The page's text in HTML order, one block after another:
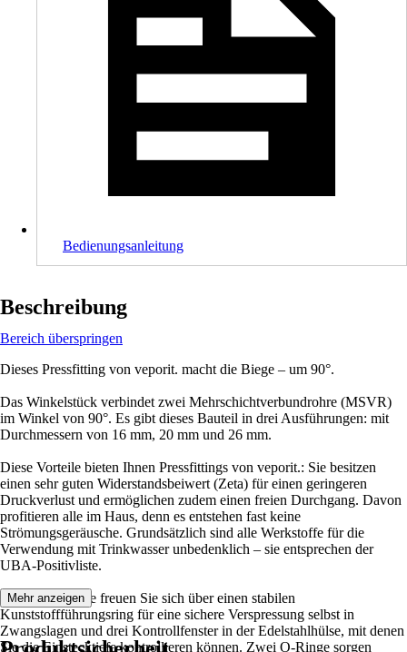
Bedienungsanleitung
Beschreibung
Bereich überspringen
Dieses Pressfitting von veporit. macht die Biege – um 90°.
Das Winkelstück verbindet zwei Mehrschichtverbundrohre (MSVR)
im Winkel von 90°. Es gibt dieses Bauteil in drei Ausführungen: mit
Durchmessern von 16 mm, 20 mm und 26 mm.
Diese Vorteile bieten Ihnen Pressfittings von veporit.: Sie besitzen
einen sehr guten Widerstandsbeiwert (Zeta) für einen geringeren
Druckverlust und ermöglichen zudem einen freien Durchgang. Davon
profitieren alle im Haus, denn es entstehen fast keine
Strömungsgeräusche. Grundsätzlich sind alle Werkstoffe für die
Verwendung mit Trinkwasser unbedenklich – sie entsprechen der
UBA-Positivliste.
Bei der Montage freuen Sie sich über einen stabilen
Kunststoffführungsring für eine sichere Verspressung selbst in
Zwangslagen und drei Kontrollfenster in der Edelstahlhülse, mit denen
Sie die Einstecktiefe kontrollieren können. Zwei O-Ringe sorgen
Mehr anzeigen